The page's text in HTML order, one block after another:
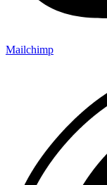
Mailchimp